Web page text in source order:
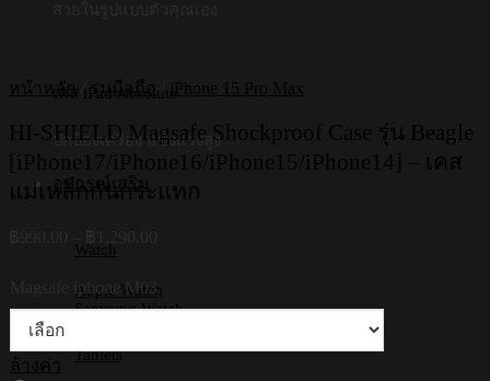
เคส iPad Absolute
ปกป้องเครื่อง แข็งแรงสูง
อุปกรณ์เสริม
Watch
Apple Watch
Samsung Watch
Tablets
หน้าหลัก / รุ่นมือถือ / iPhone 15 Pro Max
HI-SHIELD Magsafe Shockproof Case รุ่น Beagle
[iPhone17/iPhone16/iPhone15/iPhone14] – เคส
แม่เหล็กกันกระแทก
through
Magsafe iphone M03
ล้างค่า